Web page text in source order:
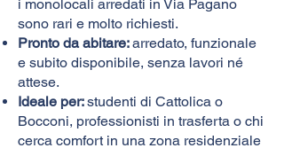
i monolocali arredati in Via Pagano
sono rari e molto richiesti.
Pronto da abitare:arredato, funzionale
e subito disponibile, senza lavori né
attese.
Ideale per:studenti di Cattolica o
Bocconi, professionisti in trasferta o chi
cerca comfort in una zona residenziale